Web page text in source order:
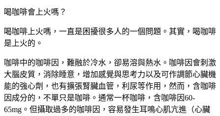
喝咖啡會上火嗎？
喝咖啡上火嗎，一直是困擾很多人的一個問題。其實，喝咖啡
是上火的。
咖啡中的咖啡因，難融於冷水，卻易溶與熱水。咖啡因會刺激
大腦皮質，消除睡意，增加感覺與思考力以及可作調節心臟機
能的強心劑，也有擴張腎臟血管，利尿等作用，然而，含咖啡
因成分的，不單只是咖啡。通常一杯咖啡，含咖啡因60-
65mg。但攝取過多的咖啡因，容易發生耳鳴心肌亢進（心臟